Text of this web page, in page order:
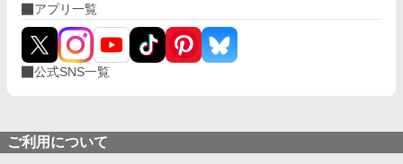
アプリ一覧
公式SNS一覧
ご利用について